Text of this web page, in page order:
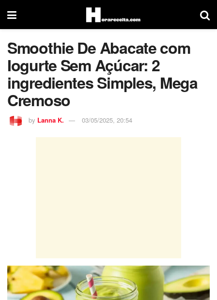
Smoothie De Abacate com
Iogurte Sem Açúcar: 2
ingredientes Simples, Mega
Cremoso
by Lanna K. 03/05/2025, 20:54